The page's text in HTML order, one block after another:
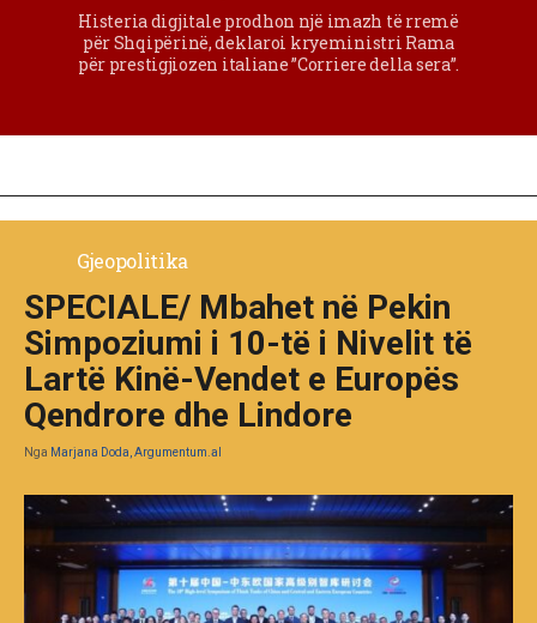
Histeria digjitale prodhon një imazh të rremë
për Shqipërinë, deklaroi kryeministri Rama
për prestigjiozen italiane ”Corriere della sera”.
Gjeopolitika
SPECIALE/ Mbahet në Pekin
Simpoziumi i 10-të i Nivelit të
Lartë Kinë-Vendet e Europës
Qendrore dhe Lindore
Nga Marjana Doda, Argumentum.al